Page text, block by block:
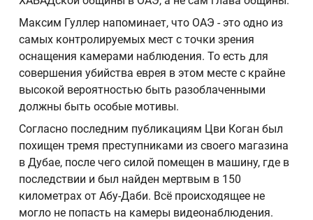
Максим Гуллер напоминает, что ОАЭ - это одно из
самых контролируемых мест с точки зрения
оснащения камерами наблюдения. То есть для
совершения убийства еврея в этом месте с крайне
высокой вероятностью быть разоблаченными
должны быть особые мотивы.
Согласно последним публикациям Цви Коган был
похищен тремя преступниками из своего магазина
в Дубае, после чего силой помещен в машину, где в
последствии и был найден мертвым в 150
километрах от Абу-Даби. Всё происходящее не
могло не попасть на камеры видеонаблюдения.